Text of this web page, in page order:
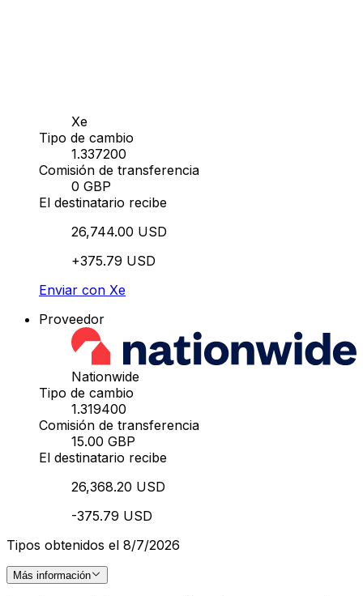
Xe
Tipo de cambio
1.337200
Comisión de transferencia
0 GBP
El destinatario recibe
26,744.00 USD
+375.79 USD
Enviar con Xe
Proveedor
Nationwide
Tipo de cambio
1.319400
Comisión de transferencia
15.00 GBP
El destinatario recibe
26,368.20 USD
-375.79 USD
Tipos obtenidos el 8/7/2026
Más información